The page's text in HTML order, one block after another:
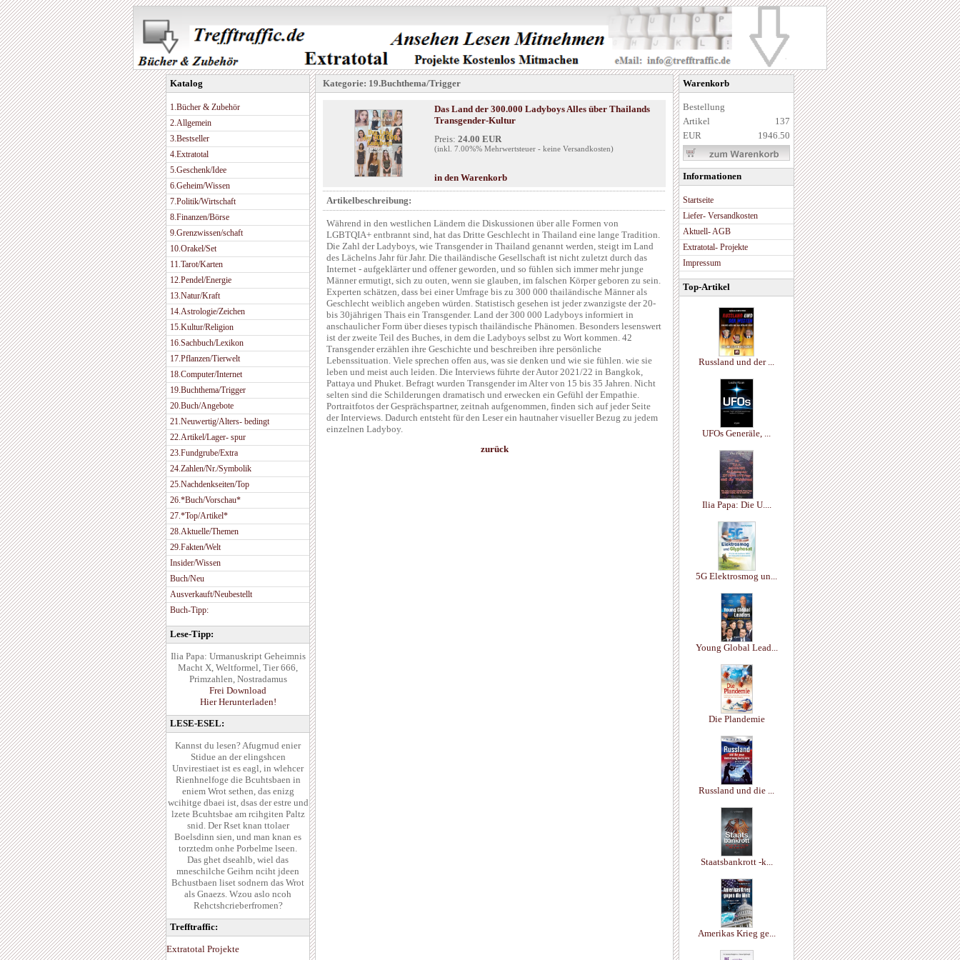
Katalog
1.Bücher & Zubehör
2.Allgemein
3.Bestseller
4.Extratotal
5.Geschenk/Idee
6.Geheim/Wissen
7.Politik/Wirtschaft
8.Finanzen/Börse
9.Grenzwissen/schaft
10.Orakel/Set
11.Tarot/Karten
12.Pendel/Energie
13.Natur/Kraft
14.Astrologie/Zeichen
15.Kultur/Religion
16.Sachbuch/Lexikon
17.Pflanzen/Tierwelt
18.Computer/Internet
19.Buchthema/Trigger
20.Buch/Angebote
21.Neuwertig/Alters- bedingt
22.Artikel/Lager- spur
23.Fundgrube/Extra
24.Zahlen/Nr./Symbolik
25.Nachdenkseiten/Top
26.*Buch/Vorschau*
27.*Top/Artikel*
28.Aktuelle/Themen
29.Fakten/Welt
Insider/Wissen
Buch/Neu
Ausverkauft/Neubestellt
Buch-Tipp:
Lese-Tipp:
Ilia Papa: Urmanuskript Geheimnis
Macht X, Weltformel, Tier 666,
Primzahlen, Nostradamus
Frei Download
Hier Herunterladen!
LESE-ESEL:
Kannst du lesen? Afugrnud enier
Stidue an der elingshcen
Unvirestiaet ist es eagl, in wlehcer
Rienhnelfoge die Bcuhtsbaen in
eniem Wrot sethen, das enizg
wcihitge dbaei ist, dsas der estre und
lzete Bcuhtsbae am rcihgiten Paltz
snid. Der Rset knan ttolaer
Boelsdinn sien, und man knan es
torztedm onhe Porbelme lseen.
Das ghet dseahlb, wiel das
mneschilche Geihrn nciht jdeen
Bchustbaen liset sodnern das Wrot
als Gnaezs. Wzou aslo ncoh
Rehctshcrieberfromen?
Trefftraffic:
Extratotal Projekte
Kategorie: 19.Buchthema/Trigger
Das Land der 300.000 Ladyboys Alles über Thailands
Transgender-Kultur
Preis: 24.00 EUR
(inkl. 7.00%% Mehrwertsteuer - keine Versandkosten)
in den Warenkorb
Artikelbeschreibung:
Während in den westlichen Ländern die Diskussionen über alle Formen von
LGBTQIA+ entbrannt sind, hat das Dritte Geschlecht in Thailand eine lange Tradition.
Die Zahl der Ladyboys, wie Transgender in Thailand genannt werden, steigt im Land
des Lächelns Jahr für Jahr. Die thailändische Gesellschaft ist nicht zuletzt durch das
Internet - aufgeklärter und offener geworden, und so fühlen sich immer mehr junge
Männer ermutigt, sich zu outen, wenn sie glauben, im falschen Körper geboren zu sein.
Experten schätzen, dass bei einer Umfrage bis zu 300 000 thailändische Männer als
Geschlecht weiblich angeben würden. Statistisch gesehen ist jeder zwanzigste der 20-
bis 30jährigen Thais ein Transgender. Land der 300 000 Ladyboys informiert in
anschaulicher Form über dieses typisch thailändische Phänomen. Besonders lesenswert
ist der zweite Teil des Buches, in dem die Ladyboys selbst zu Wort kommen. 42
Transgender erzählen ihre Geschichte und beschreiben ihre persönliche
Lebenssituation. Viele sprechen offen aus, was sie denken und wie sie fühlen. wie sie
leben und meist auch leiden. Die Interviews führte der Autor 2021/22 in Bangkok,
Pattaya und Phuket. Befragt wurden Transgender im Alter von 15 bis 35 Jahren. Nicht
selten sind die Schilderungen dramatisch und erwecken ein Gefühl der Empathie.
Portraitfotos der Gesprächspartner, zeitnah aufgenommen, finden sich auf jeder Seite
der Interviews. Dadurch entsteht für den Leser ein hautnaher visueller Bezug zu jedem
einzelnen Ladyboy.
zurück
Warenkorb
Bestellung
Artikel
137
EUR
1946.50
Informationen
Startseite
Liefer- Versandkosten
Aktuell- AGB
Extratotal- Projekte
Impressum
Top-Artikel
Russland und der ...
UFOs Generäle, ...
Ilia Papa: Die U....
5G Elektrosmog un...
Young Global Lead...
Die Plandemie
Russland und die ...
Staatsbankrott -k...
Amerikas Krieg ge...